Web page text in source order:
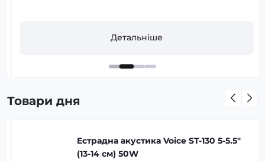
Детальніше
Товари дня
Естрадна акустика Voice ST-130 5-5.5″
(13-14 см) 50W